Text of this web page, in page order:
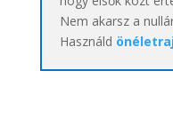
Nem akarsz a
Használd